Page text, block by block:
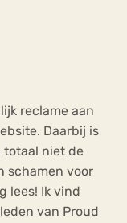
reclame aan
Daarbij is
totaal niet de
schamen voor
lees! Ik vind
van Proud